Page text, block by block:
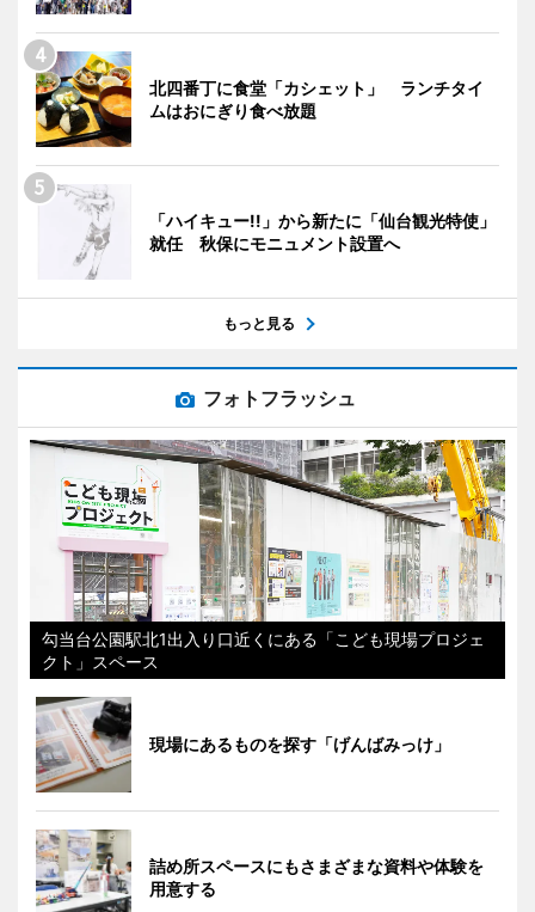
北四番丁に食堂「カシェット」 ランチタイ
ムはおにぎり食べ放題
「ハイキュー!!」から新たに「仙台観光特使」
就任 秋保にモニュメント設置へ
もっと見る
フォトフラッシュ
勾当台公園駅北1出入り口近くにある「こども現場プロジェ
クト」スペース
現場にあるものを探す「げんばみっけ」
詰め所スペースにもさまざまな資料や体験を
用意する